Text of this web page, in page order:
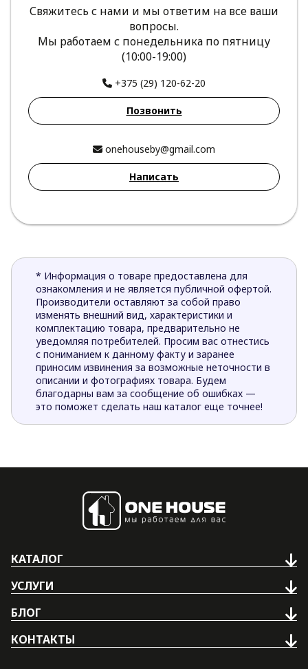
Свяжитесь с нами и мы ответим на все ваши
вопросы.
Мы работаем с понедельника по пятницу
(10:00-19:00)
+375 (29) 120-62-20
Позвонить
onehouseby@gmail.com
Написать
* Информация о товаре предоставлена для
ознакомления и не является публичной офертой.
Производители оставляют за собой право
изменять внешний вид, характеристики и
комплектацию товара, предварительно не
уведомляя потребителей. Просим вас отнестись
с пониманием к данному факту и заранее
приносим извинения за возможные неточности в
описании и фотографиях товара. Будем
благодарны вам за сообщение об ошибках —
это поможет сделать наш каталог еще точнее!
КАТАЛОГ
УСЛУГИ
БЛОГ
КОНТАКТЫ